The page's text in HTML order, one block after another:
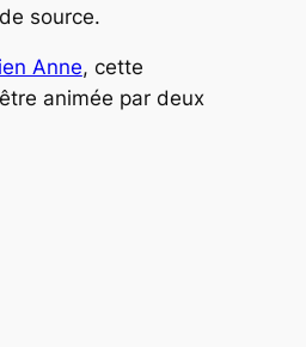
source.
Anne, cette
animée par deux